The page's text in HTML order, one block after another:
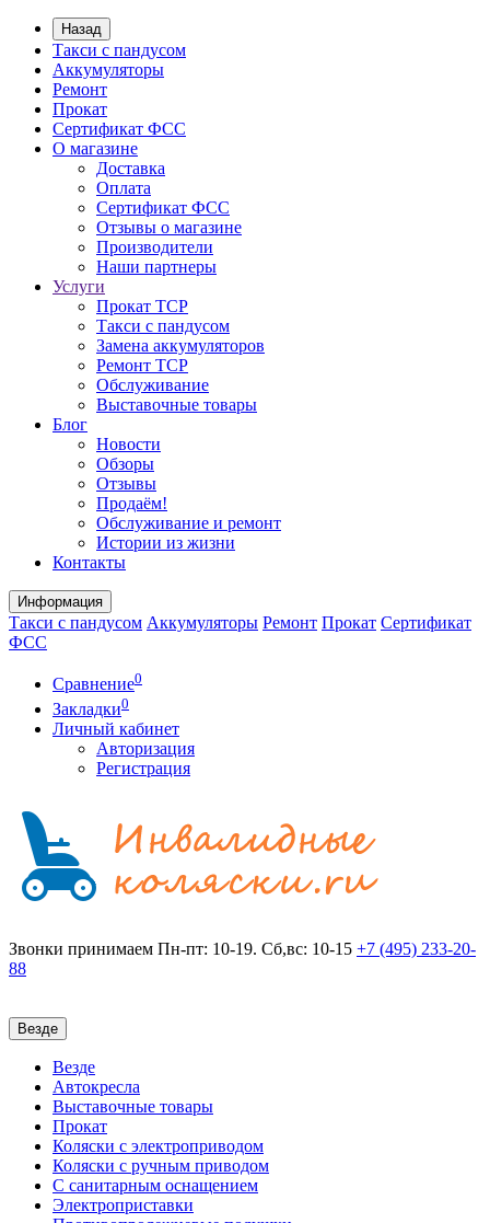
Назад
Такси с пандусом
Аккумуляторы
Ремонт
Прокат
Сертификат ФСС
О магазине
Доставка
Оплата
Сертификат ФСС
Отзывы о магазине
Производители
Наши партнеры
Услуги
Прокат ТСР
Такси с пандусом
Замена аккумуляторов
Ремонт ТСР
Обслуживание
Выставочные товары
Блог
Новости
Обзоры
Отзывы
Продаём!
Обслуживание и ремонт
Истории из жизни
Контакты
Информация
Такси с пандусом Аккумуляторы Ремонт Прокат Сертификат
ФСС
Сравнение0
Закладки0
Личный кабинет
Авторизация
Регистрация
Звонки принимаем Пн-пт: 10-19. Сб,вс: 10-15 +7 (495) 233-20-
88
Везде
Везде
Автокресла
Выставочные товары
Прокат
Коляски с электроприводом
Коляски с ручным приводом
С санитарным оснащением
Электроприставки